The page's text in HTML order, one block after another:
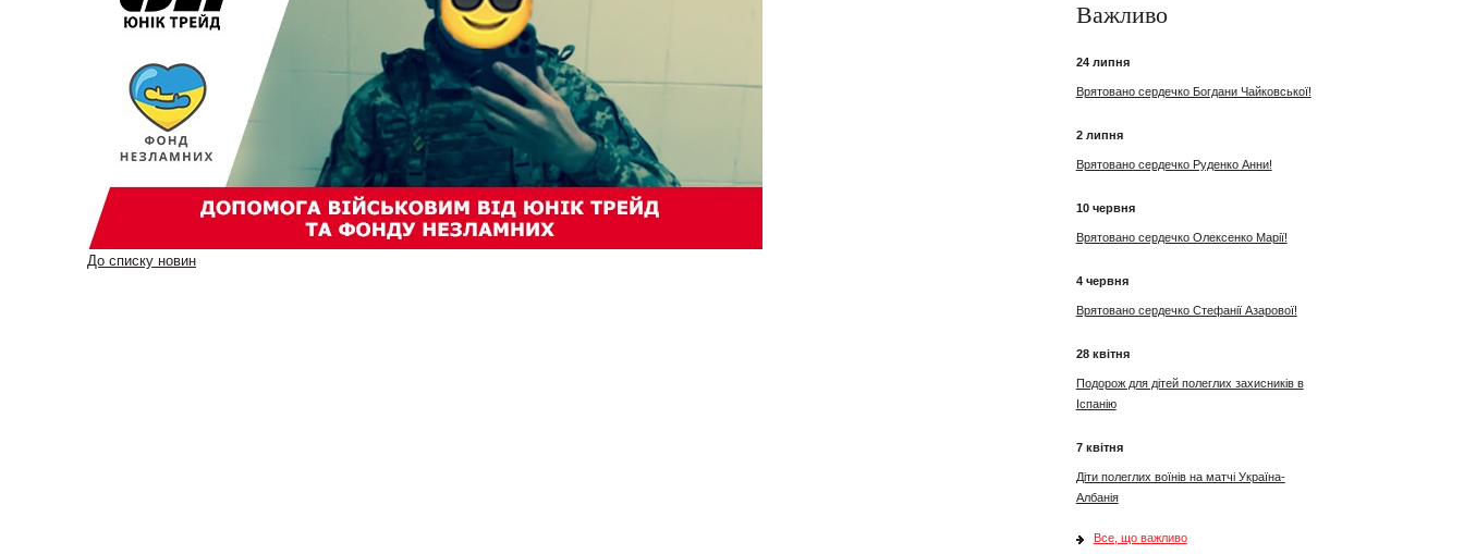
До списку новин
Важливо
24 липня
Врятовано сердечко Богдани Чайковської!
2 липня
Врятовано сердечко Руденко Анни!
10 червня
Врятовано сердечко Олексенко Марії!
4 червня
Врятовано сердечко Стефанії Азарової!
28 квітня
Подорож для дітей полеглих захисників в
Іспанію
7 квітня
Діти полеглих воїнів на матчі Україна-
Албанія
Все, що важливо